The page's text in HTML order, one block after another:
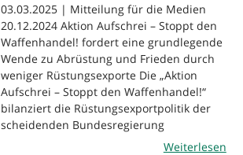
03.03.2025 | Mitteilung für die Medien
20.12.2024 Aktion Aufschrei – Stoppt den
Waffenhandel! fordert eine grundlegende
Wende zu Abrüstung und Frieden durch
weniger Rüstungsexporte Die „Aktion
Aufschrei – Stoppt den Waffenhandel!“
bilanziert die Rüstungsexportpolitik der
scheidenden Bundesregierung
Weiterlesen